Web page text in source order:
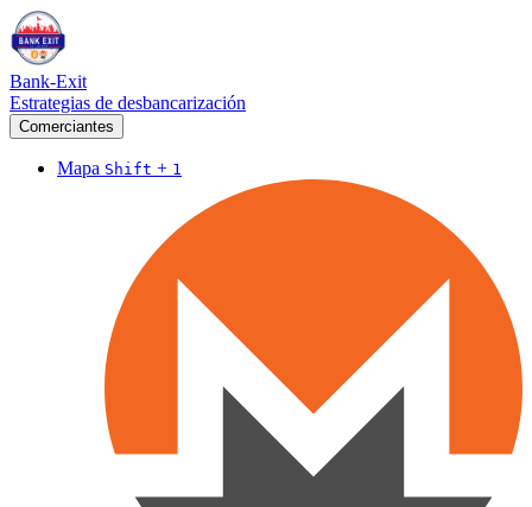
Bank-Exit
Estrategias de desbancarización
Comerciantes
Mapa Shift + 1